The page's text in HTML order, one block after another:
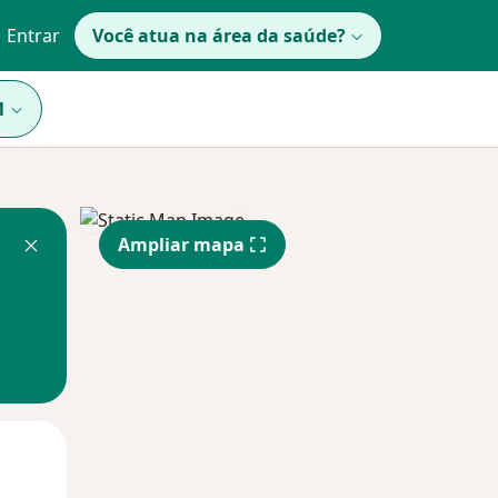
Entrar Você atua na área da saúde?
Ampliar mapa